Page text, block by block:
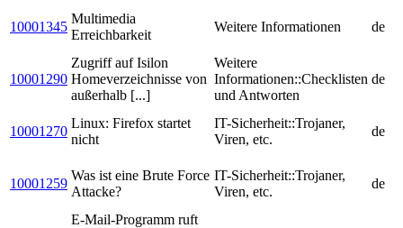
10001345
Multimedia
Erreichbarkeit
Weitere Informationen de
10001290
Zugriff auf Isilon
Homeverzeichnisse von
außerhalb [...]
Weitere
Informationen::Checklisten
und Antworten
de
10001270
Linux: Firefox startet
nicht
IT-Sicherheit::Trojaner,
Viren, etc.
de
10001259
Was ist eine Brute Force
Attacke?
IT-Sicherheit::Trojaner,
Viren, etc.
de
E-Mail-Programm ruft